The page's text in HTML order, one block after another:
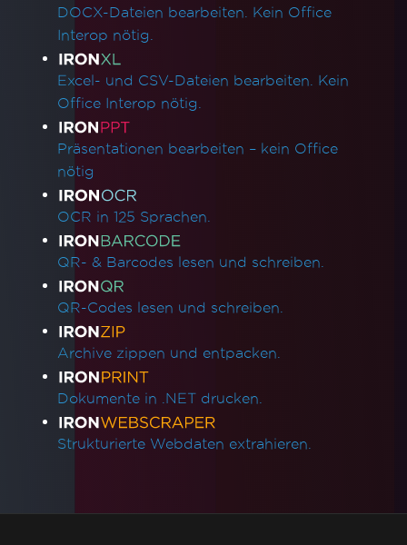
DOCX-Dateien bearbeiten. Kein Office
Interop nötig.
Excel- und CSV-Dateien bearbeiten. Kein
Office Interop nötig.
Präsentationen bearbeiten – kein Office
nötig
OCR in 125 Sprachen.
QR- & Barcodes lesen und schreiben.
QR-Codes lesen und schreiben.
Archive zippen und entpacken.
Dokumente in .NET drucken.
Strukturierte Webdaten extrahieren.